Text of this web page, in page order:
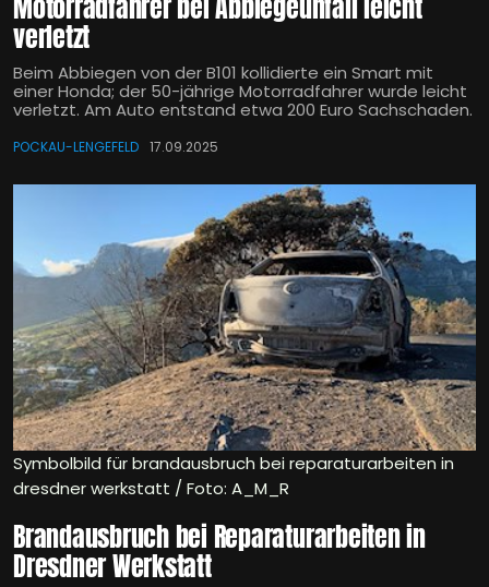
verletzt
Beim Abbiegen von der B101 kollidierte ein Smart mit
einer Honda; der 50-jährige Motorradfahrer wurde leicht
verletzt. Am Auto entstand etwa 200 Euro Sachschaden.
POCKAU-LENGEFELD 17.09.2025
Symbolbild für brandausbruch bei reparaturarbeiten in
dresdner werkstatt / Foto: A_M_R
Brandausbruch bei Reparaturarbeiten in
Dresdner Werkstatt